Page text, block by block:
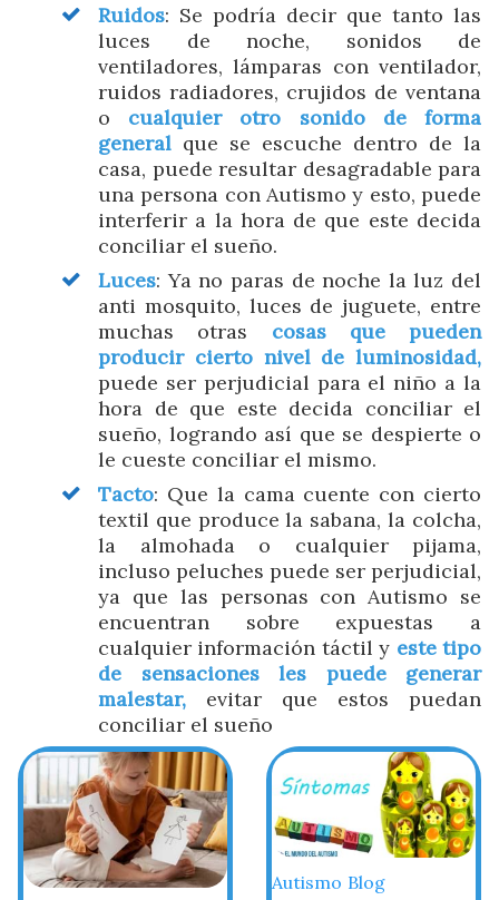
Ruidos: Se podría decir que tanto las
luces de noche, sonidos de
ventiladores, lámparas con ventilador,
ruidos radiadores, crujidos de ventana
o cualquier otro sonido de forma
general que se escuche dentro de la
casa, puede resultar desagradable para
una persona con Autismo y esto, puede
interferir a la hora de que este decida
conciliar el sueño.
Luces: Ya no paras de noche la luz del
anti mosquito, luces de juguete, entre
muchas otras cosas que pueden
producir cierto nivel de luminosidad,
puede ser perjudicial para el niño a la
hora de que este decida conciliar el
sueño, logrando así que se despierte o
le cueste conciliar el mismo.
Tacto: Que la cama cuente con cierto
textil que produce la sabana, la colcha,
la almohada o cualquier pijama,
incluso peluches puede ser perjudicial,
ya que las personas con Autismo se
encuentran sobre expuestas a
cualquier información táctil y este tipo
de sensaciones les puede generar
malestar, evitar que estos puedan
conciliar el sueño
Autismo Blog